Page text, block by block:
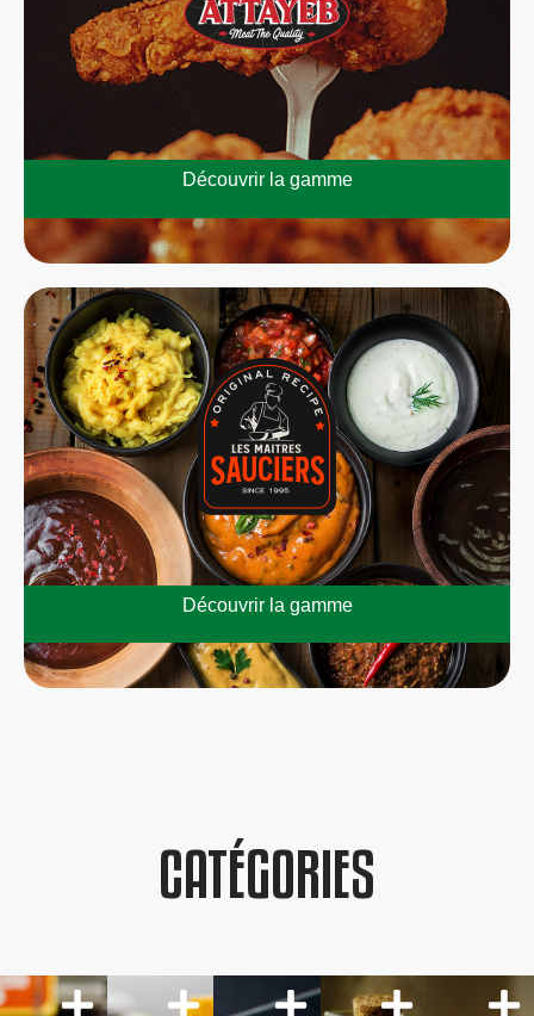
Découvrir la gamme
Découvrir la gamme
CATÉGORIES